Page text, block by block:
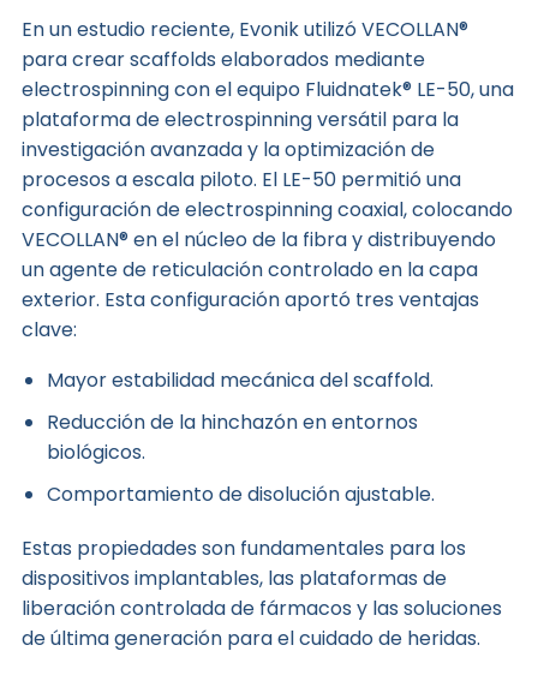
En un estudio reciente, Evonik utilizó VECOLLAN®
para crear scaffolds elaborados mediante
electrospinning con el equipo Fluidnatek® LE-50, una
plataforma de electrospinning versátil para la
investigación avanzada y la optimización de
procesos a escala piloto. El LE-50 permitió una
configuración de electrospinning coaxial, colocando
VECOLLAN® en el núcleo de la fibra y distribuyendo
un agente de reticulación controlado en la capa
exterior. Esta configuración aportó tres ventajas
clave:
Mayor estabilidad mecánica del scaffold.
Reducción de la hinchazón en entornos
biológicos.
Comportamiento de disolución ajustable.
Estas propiedades son fundamentales para los
dispositivos implantables, las plataformas de
liberación controlada de fármacos y las soluciones
de última generación para el cuidado de heridas.